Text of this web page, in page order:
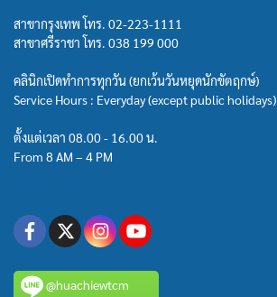
สาขากรุงเทพ โทร. 02-223-1111
สาขาศรีราชา โทร. 038 199 000
คลินิกเปิดทำการทุกวัน (ยกเว้นวันหยุดนักขัตฤกษ์)
Service Hours : Everyday (except public holidays)
ตั้งแต่เวลา 08.00 - 16.00 น.
From 8 AM – 4 PM
@huachiewtcm